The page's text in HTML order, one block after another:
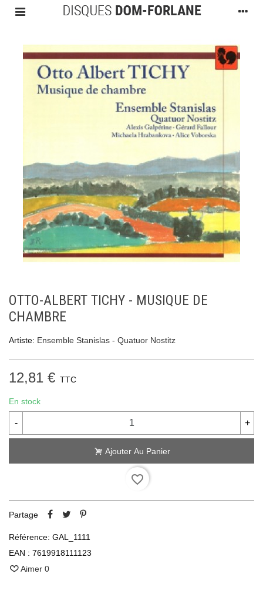
OTTO-ALBERT TICHY - MUSIQUE DE
CHAMBRE
Artiste: Ensemble Stanislas - Quatuor Nostitz
12,81 € TTC
En stock
- +
Ajouter Au Panier
favorite_border
Partage
Référence: GAL_1111
EAN : 7619918111123
Aimer 0